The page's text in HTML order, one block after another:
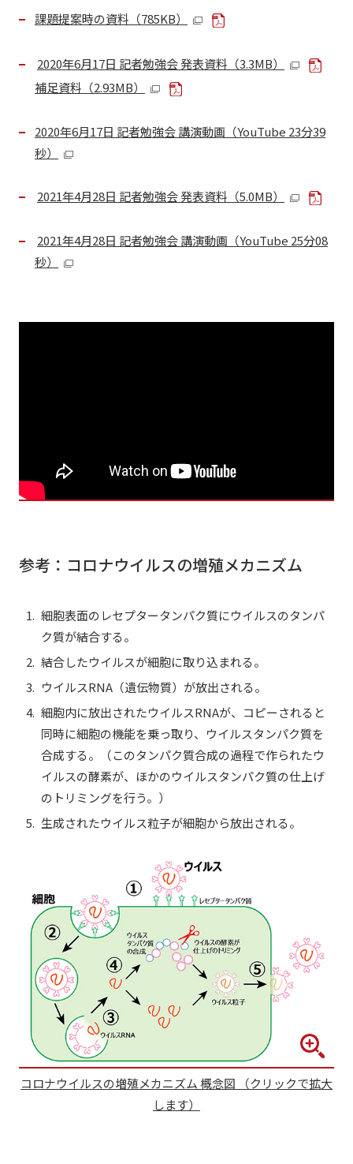
課題提案時の資料（785KB）
2020年6月17日 記者勉強会 発表資料（3.3MB）
補足資料（2.93MB）
2020年6月17日 記者勉強会 講演動画（YouTube 23分39
秒）
2021年4月28日 記者勉強会 発表資料（5.0MB）
2021年4月28日 記者勉強会 講演動画（YouTube 25分08
秒）
参考：コロナウイルスの増殖メカニズム
細胞表面のレセプタータンパク質にウイルスのタンパ
ク質が結合する。
結合したウイルスが細胞に取り込まれる。
ウイルスRNA（遺伝物質）が放出される。
細胞内に放出されたウイルスRNAが、コピーされると
同時に細胞の機能を乗っ取り、ウイルスタンパク質を
合成する。（このタンパク質合成の過程で作られたウ
イルスの酵素が、ほかのウイルスタンパク質の仕上げ
のトリミングを行う。）
生成されたウイルス粒子が細胞から放出される。
コロナウイルスの増殖メカニズム 概念図 （クリックで拡大
します）